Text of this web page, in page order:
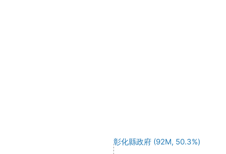
彰化縣政府 (92M, 50.3%)